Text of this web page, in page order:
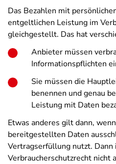
Das Bezahlen mit
entgeltlichen Leistung im
gleichgestellt. Das hat
Anbieter müssen
Informationspflichten
Sie müssen die
benennen und genau
Leistung mit Daten
Etwas anderes gilt dann,
bereitgestellten Daten
Vertragserfüllung nutzt. Dann
Verbraucherschutzrecht nicht